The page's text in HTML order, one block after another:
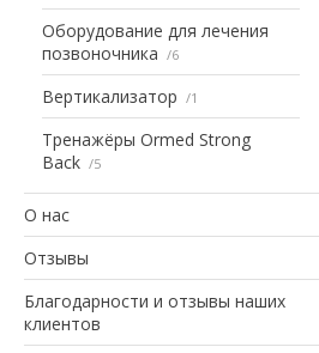
Оборудование для лечения
позвоночника
6
Вертикализатор 1
Тренажёры Ormed Strong
Back
5
О нас
Отзывы
Благодарности и отзывы наших
клиентов